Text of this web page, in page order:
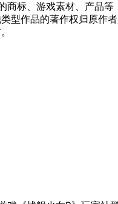
资料站
商标、游戏素材、产品等
型作品的著作权归原作